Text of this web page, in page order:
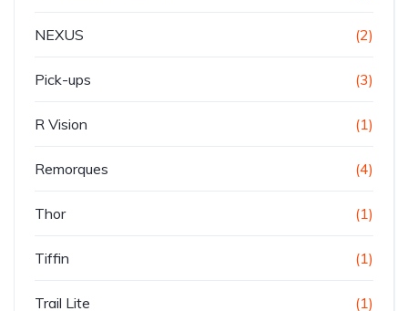
NEXUS (2)
Pick-ups (3)
R Vision (1)
Remorques (4)
Thor (1)
Tiffin (1)
Trail Lite (1)